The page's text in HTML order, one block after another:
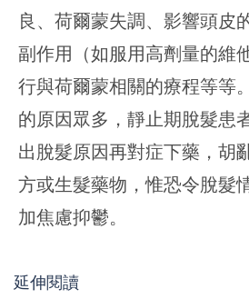
良、荷爾蒙失調、影響頭皮
副作用（如服用高劑量的維
行與荷爾蒙相關的療程等等
的原因眾多，靜止期脫髮患
出脫髮原因再對症下藥，胡
方或生髮藥物，惟恐令脫髮
加焦慮抑鬱。
延伸閱讀